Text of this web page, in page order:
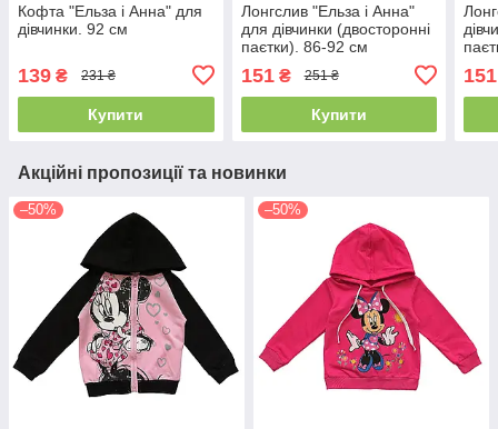
Кофта "Ельза і Анна" для
дівчинки. 92 см
139 ₴ 231 ₴
Купити
Лонгслив "Ельза і Анна"
для дівчинки (двосторонні
паєтки). 86-92 см
151₴ 251 ₴
Купити
151
Акційні пропозиції та новинки
–50% –50%